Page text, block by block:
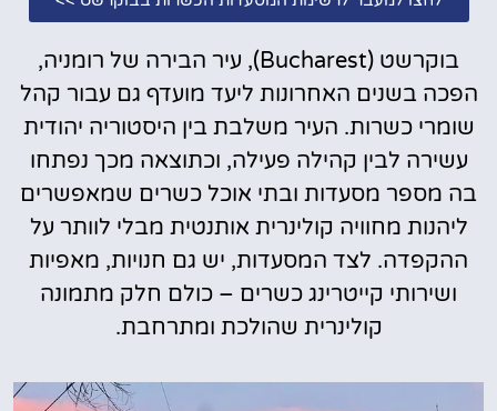
בוקרשט (Bucharest), עיר הבירה של רומניה,
הפכה בשנים האחרונות ליעד מועדף גם עבור קהל
שומרי כשרות. העיר משלבת בין היסטוריה יהודית
עשירה לבין קהילה פעילה, וכתוצאה מכך נפתחו
בה מספר מסעדות ובתי אוכל כשרים שמאפשרים
ליהנות מחוויה קולינרית אותנטית מבלי לוותר על
ההקפדה. לצד המסעדות, יש גם חנויות, מאפיות
ושירותי קייטרינג כשרים – כולם חלק מתמונה
קולינרית שהולכת ומתרחבת.